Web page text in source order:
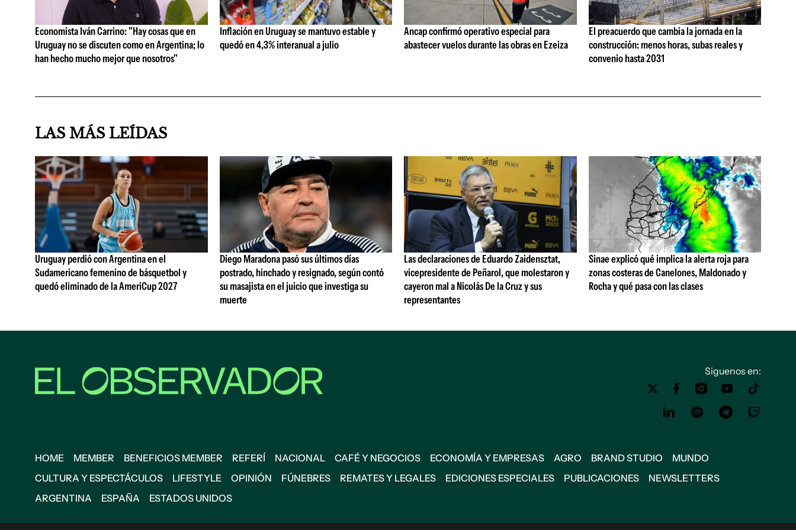
Economista Iván Carrino: "Hay cosas que en
Uruguay no se discuten como en Argentina; lo
han hecho mucho mejor que nosotros"
Inflación en Uruguay se mantuvo estable y
quedó en 4,3% interanual a julio
Ancap confirmó operativo especial para
abastecer vuelos durante las obras en Ezeiza
El preacuerdo que cambia la jornada en la
construcción: menos horas, subas reales y
convenio hasta 2031
LAS MÁS LEÍDAS
Uruguay perdió con Argentina en el
Sudamericano femenino de básquetbol y
quedó eliminado de la AmeriCup 2027
Diego Maradona pasó sus últimos días
postrado, hinchado y resignado, según contó
su masajista en el juicio que investiga su
muerte
Las declaraciones de Eduardo Zaidensztat,
vicepresidente de Peñarol, que molestaron y
cayeron mal a Nicolás De la Cruz y sus
representantes
Sinae explicó qué implica la alerta roja para
zonas costeras de Canelones, Maldonado y
Rocha y qué pasa con las clases
Siguenos en:
HOME MEMBER BENEFICIOS MEMBER REFERÍ NACIONAL CAFÉ Y NEGOCIOS ECONOMÍA Y EMPRESAS AGRO BRAND STUDIO
MUNDO
CULTURA Y ESPECTÁCULOS
LIFESTYLE OPINIÓN FÚNEBRES REMATES Y LEGALES EDICIONES ESPECIALES PUBLICACIONES
NEWSLETTERS
ARGENTINA
ESPAÑA ESTADOS UNIDOS